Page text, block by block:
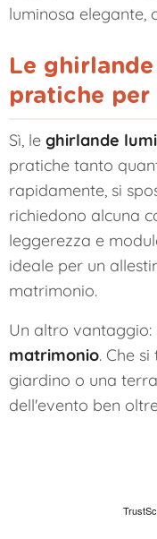
luminosa elegante,
Le
pratiche per
Sì, le ghirlande
pratiche tanto
rapidamente, si
richiedono alcuna
leggerezza e
ideale per un
matrimonio.
Un altro vantaggio:
matrimonio. Che
giardino o una
dell'evento ben